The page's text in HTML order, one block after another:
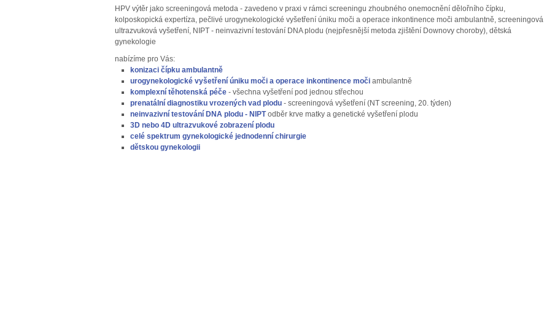
HPV výtěr jako screeningová metoda - zavedeno v praxi v rámci screeningu zhoubného onemocnění dělořního čípku,
kolposkopická expertíza, pečlivé urogynekologické vyšetření úniku moči a operace inkontinence moči ambulantně, screeningová
ultrazvuková vyšetření, NIPT - neinvazivní testování DNA plodu (nejpřesnější metoda zjištění Downovy choroby), dětská
gynekologie
nabízíme pro Vás:
konizaci čípku ambulantně
urogynekologické vyšetření úniku moči a operace inkontinence moči ambulantně
komplexní těhotenská péče - všechna vyšetření pod jednou střechou
prenatální diagnostiku vrozených vad plodu - screeningová vyšetření (NT screening, 20. týden)
neinvazivní testování DNA plodu - NIPTodběr krve matky a genetické vyšetření plodu
3D nebo 4D ultrazvukové zobrazení plodu
celé spektrum gynekologické jednodenní chirurgie
dětskou gynekologii